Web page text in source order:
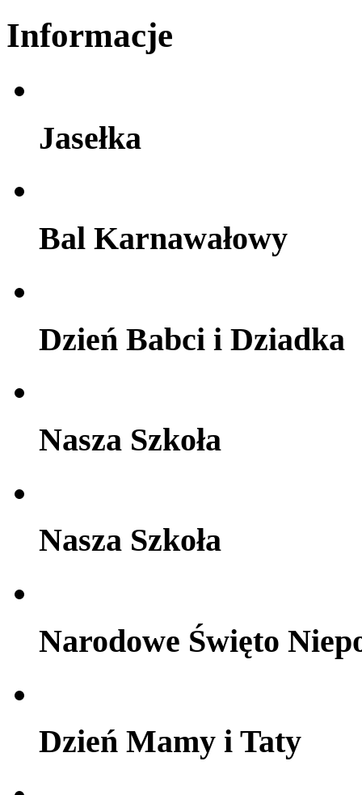
Informacje
Jasełka
Bal Karnawałowy
Dzień Babci i Dziadka
Nasza Szkoła
Nasza Szkoła
Narodowe Święto
Dzień Mamy i Taty